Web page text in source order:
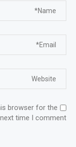
browser for the
next time I comment.